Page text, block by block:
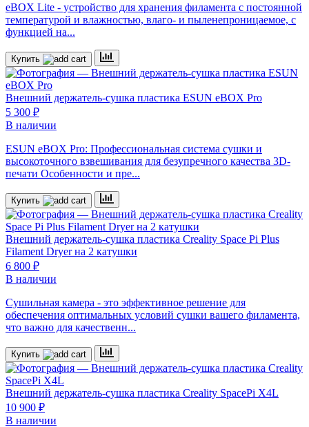
eBOX Lite - устройство для хранения филамента с постоянной
температурой и влажностью, влаго- и пыленепроницаемое, с
функцией на...
Купить
Внешний держатель-сушка пластика ESUN eBOX Pro
5 300 ₽
В наличии
ESUN eBOX Pro: Профессиональная система сушки и
высокоточного взвешивания для безупречного качества 3D-
печати Особенности и пре...
Купить
Внешний держатель-сушка пластика Creality Space Pi Plus
Filament Dryer на 2 катушки
6 800 ₽
В наличии
Сушильная камера - это эффективное решение для
обеспечения оптимальных условий сушки вашего филамента,
что важно для качественн...
Купить
Внешний держатель-сушка пластика Creality SpacePi X4L
10 900 ₽
В наличии